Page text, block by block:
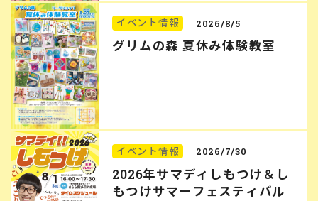
イベント情報 2026/8/5
グリムの森 夏休み体験教室
イベント情報 2026/7/30
2026年サマディしもつけ＆し
もつけサマーフェスティバル